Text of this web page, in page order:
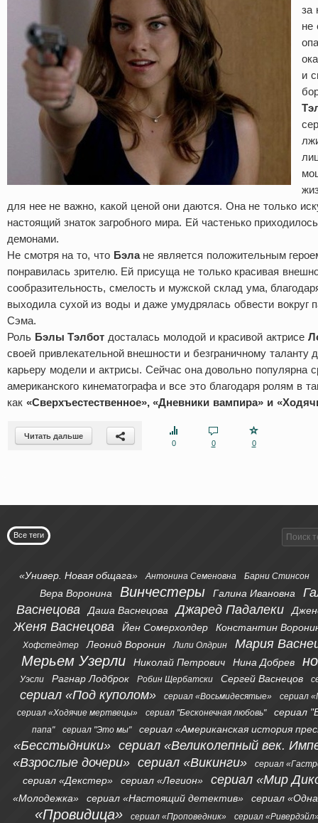
за
не
и
для нее не важно, какой ценой они даются. Она не только
настоящий знаток загробного мира. Ей частенько
демонами.
Не смотря на то, что Бэлане является положительным
понравилась зрителю. Ей присуща не только красивая
сообразительность, смелость и мужской склад ума,
выходила сухой из воды и даже умудрялась обвести вокруг
Сэма.
Роль Бэлы Тэлбот досталась молодой и красивой актрисе
своей привлекательной внешности и безграничному
карьеру модели и актрисы. Сейчас она довольно популярна
американского кинематографа и все это благодаря ролям в
как «Сверхъестественное», «Дневники вампира» и
Читать дальше
0
0 0
Все теги
«Универ. Новая общага» Антонина Семеновна Барни Стинсон
Вера Воронина Винчестеры Галина Ивановна
Васнецова
Даша Васнецова Джаред Падалеки
Женя Васнецова Йен Сомерхолдер Константин
Хофстедтер Леонид Воронин Лили Олдрин Мария
Мерьем Узерли Николай Петрович Нина Добрев
Уэсли Рагнар Лодброк Робин Щербатски Сергей Васнецов
сериал «Под куполом» сериал «Восьмидесятые»
сериал
сериал «Ходячие мертвецы»
сериал "Бесконечная любовь" сериал
папа" сериал "Это мы" сериал «Американская история
«Бесстыдники» сериал «Великолепный век.
«Взрослые дочери» сериал «Викинги» сериал
сериал «Декстер» сериал «Легион» сериал «Мир
«Молодежка» сериал «Настоящий детектив» сериал
«Провидица» сериал «Проповедник» сериал